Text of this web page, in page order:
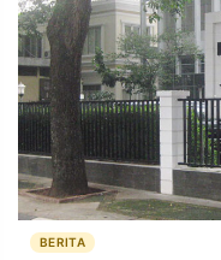
MANCA SPORT
INFORMASI
PRIVACY
POLICY
INFORMASI
IKLAN
BERITA